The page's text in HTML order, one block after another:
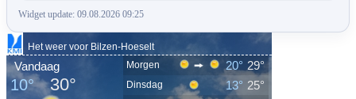
Widget update: 09.08.2026 09:25